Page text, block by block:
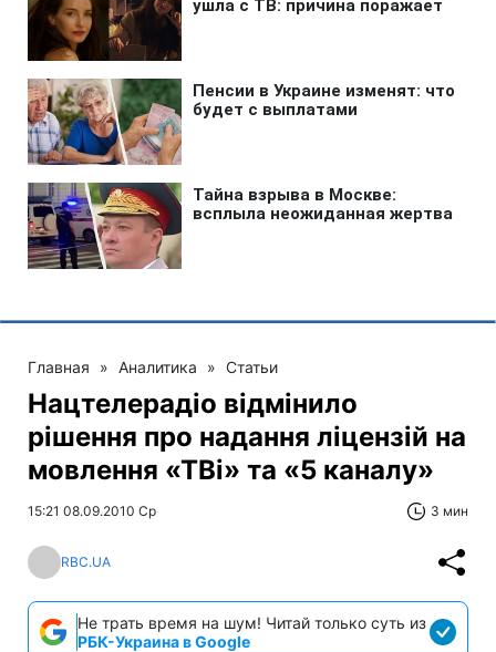
Главная » Аналитика » Статьи
Нацтелерадіо відмінило
рішення про надання ліцензій на
мовлення «ТВі» та «5 каналу»
15:21 08.09.2010 Ср 3 мин
RBC.UA
Не трать время на шум! Читай только суть из
РБК-Украина в Google